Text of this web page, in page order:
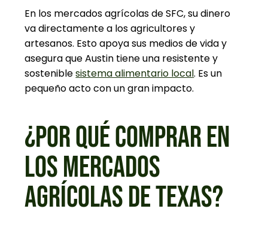
En los mercados agrícolas de SFC, su dinero
va directamente a los agricultores y
artesanos. Esto apoya sus medios de vida y
asegura que Austin tiene una resistente y
sosteniblesistema alimentario local. Es un
pequeño acto con un gran impacto.
¿POR QUÉ COMPRAR EN
LOS MERCADOS
AGRÍCOLAS DE TEXAS?